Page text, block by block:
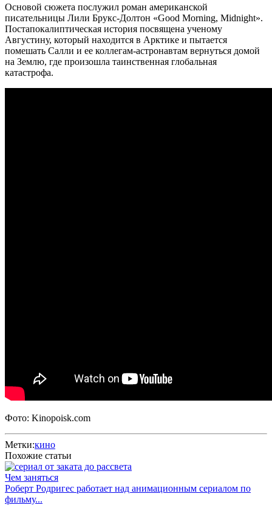
Основой сюжета послужил роман американской
писательницы Лили Брукс-Долтон «Good Morning, Midnight».
Постапокалиптическая история посвящена ученому
Августину, который находится в Арктике и пытается
помешать Салли и ее коллегам-астронавтам вернуться домой
на Землю, где произошла таинственная глобальная
катастрофа.
Фото: Kinopoisk.com
Метки:кино
Похожие статьи
Чем заняться
Роберт Родригес работает над анимационным сериалом по
фильму...